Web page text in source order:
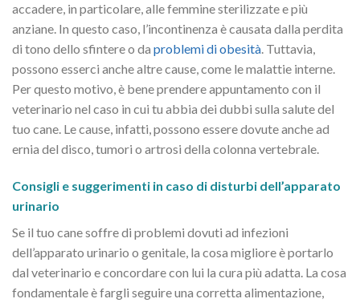
accadere, in particolare, alle femmine sterilizzate e più
anziane. In questo caso, l’incontinenza è causata dalla perdita
di tono dello sfintere o da problemi di obesità. Tuttavia,
possono esserci anche altre cause, come le malattie interne.
Per questo motivo, è bene prendere appuntamento con il
veterinario nel caso in cui tu abbia dei dubbi sulla salute del
tuo cane. Le cause, infatti, possono essere dovute anche ad
ernia del disco, tumori o artrosi della colonna vertebrale.
Consigli e suggerimenti in caso di disturbi dell’apparato
urinario
Se il tuo cane soffre di problemi dovuti ad infezioni
dell’apparato urinario o genitale, la cosa migliore è portarlo
dal veterinario e concordare con lui la cura più adatta. La cosa
fondamentale è fargli seguire una corretta alimentazione,